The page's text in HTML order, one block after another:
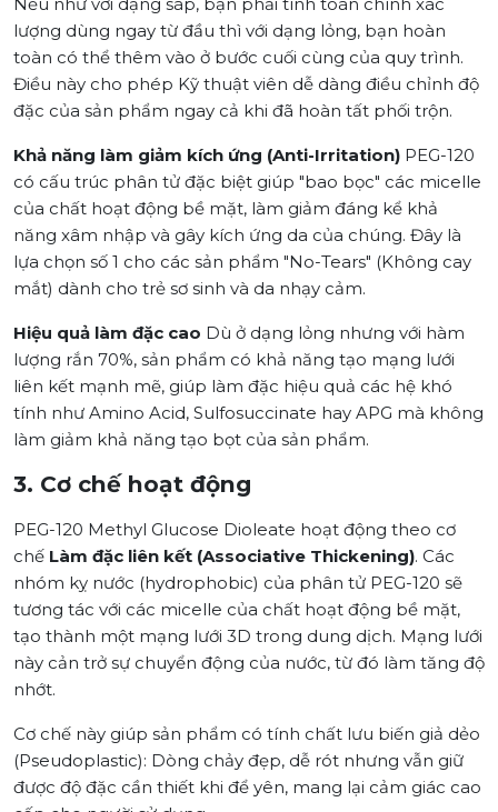
lượng dùng ngay từ đầu thì với dạng lỏng, bạn hoàn
toàn có thể thêm vào ở bước cuối cùng của quy trình.
Điều này cho phép Kỹ thuật viên dễ dàng điều chỉnh độ
đặc của sản phẩm ngay cả khi đã hoàn tất phối trộn.
Khả năng làm giảm kích ứng (Anti-Irritation) PEG-120
có cấu trúc phân tử đặc biệt giúp "bao bọc" các micelle
của chất hoạt động bề mặt, làm giảm đáng kể khả
năng xâm nhập và gây kích ứng da của chúng. Đây là
lựa chọn số 1 cho các sản phẩm "No-Tears" (Không cay
mắt) dành cho trẻ sơ sinh và da nhạy cảm.
Hiệu quả làm đặc cao Dù ở dạng lỏng nhưng với hàm
lượng rắn 70%, sản phẩm có khả năng tạo mạng lưới
liên kết mạnh mẽ, giúp làm đặc hiệu quả các hệ khó
tính như Amino Acid, Sulfosuccinate hay APG mà không
làm giảm khả năng tạo bọt của sản phẩm.
3. Cơ chế hoạt động
PEG-120 Methyl Glucose Dioleate hoạt động theo cơ
chế Làm đặc liên kết (Associative Thickening). Các
nhóm kỵ nước (hydrophobic) của phân tử PEG-120 sẽ
tương tác với các micelle của chất hoạt động bề mặt,
tạo thành một mạng lưới 3D trong dung dịch. Mạng lưới
này cản trở sự chuyển động của nước, từ đó làm tăng độ
nhớt.
Cơ chế này giúp sản phẩm có tính chất lưu biến giả dẻo
(Pseudoplastic): Dòng chảy đẹp, dễ rót nhưng vẫn giữ
được độ đặc cần thiết khi để yên, mang lại cảm giác cao